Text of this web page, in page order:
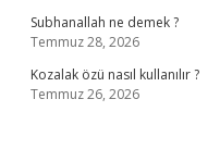
Subhanallah ne demek ?
Temmuz 28, 2026
Kozalak özü nasıl kullanılır ?
Temmuz 26, 2026